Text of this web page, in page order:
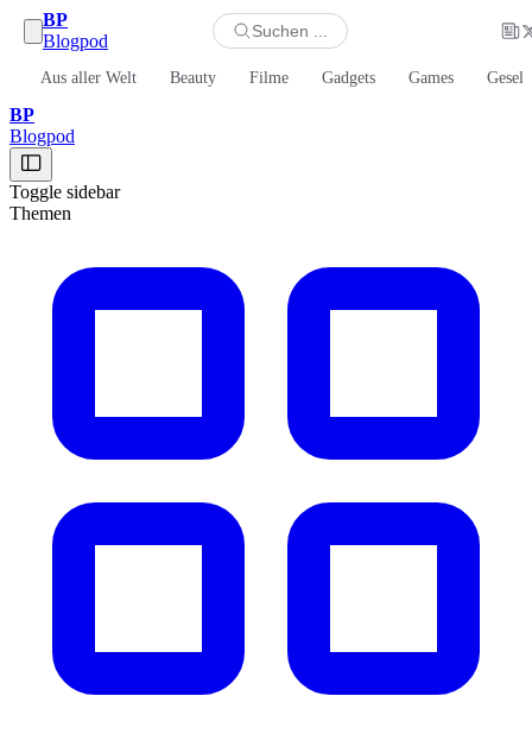
BP
Blogpod
Suchen ...
Aus aller Welt Beauty Filme Gadgets Games
BP
Blogpod
Toggle sidebar
Themen